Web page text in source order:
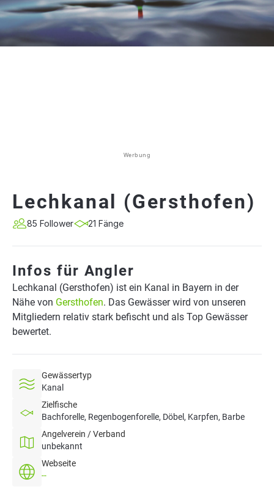
Werbung
Lechkanal (Gersthofen)
85 Follower 21 Fänge
Infos für Angler
Lechkanal (Gersthofen) ist ein Kanal in Bayern in der
Nähe von Gersthofen. Das Gewässer wird von unseren
Mitgliedern relativ stark befischt und als Top Gewässer
bewertet.
Gewässertyp
Kanal
Zielfische
Bachforelle, Regenbogenforelle, Döbel, Karpfen, Barbe
Angelverein / Verband
unbekannt
Webseite
--